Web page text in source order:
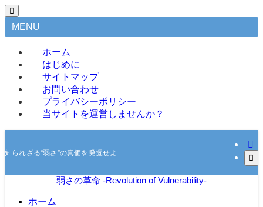
MENU
ホーム
はじめに
サイトマップ
お問い合わせ
プライバシーポリシー
当サイトを運営しませんか？
知られざる“弱さ”の真価を発掘せよ
弱さの革命 -Revolution of Vulnerability-
ホーム